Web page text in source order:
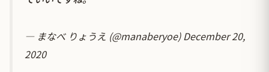
— まなべ りょうえ (@manaberyoe)December 20,
2020